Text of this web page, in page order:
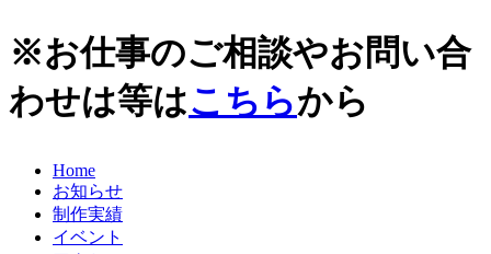
※お仕事のご相談やお問い合
わせは等はこちらから
Home
お知らせ
制作実績
イベント
広報誌、新聞媒体
ウェブ媒体
その他いろいろ
エンタメ・トレンド
2016年
2015年